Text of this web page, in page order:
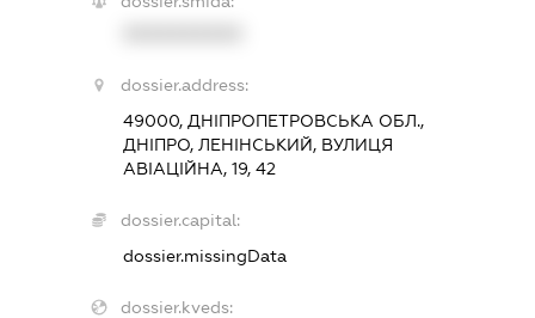
dossier.address:
49000, ДНІПРОПЕТРОВСЬКА ОБЛ.,
ДНІПРО, ЛЕНІНСЬКИЙ, ВУЛИЦЯ
АВІАЦІЙНА, 19, 42
dossier.capital:
dossier.missingData
dossier.kveds: